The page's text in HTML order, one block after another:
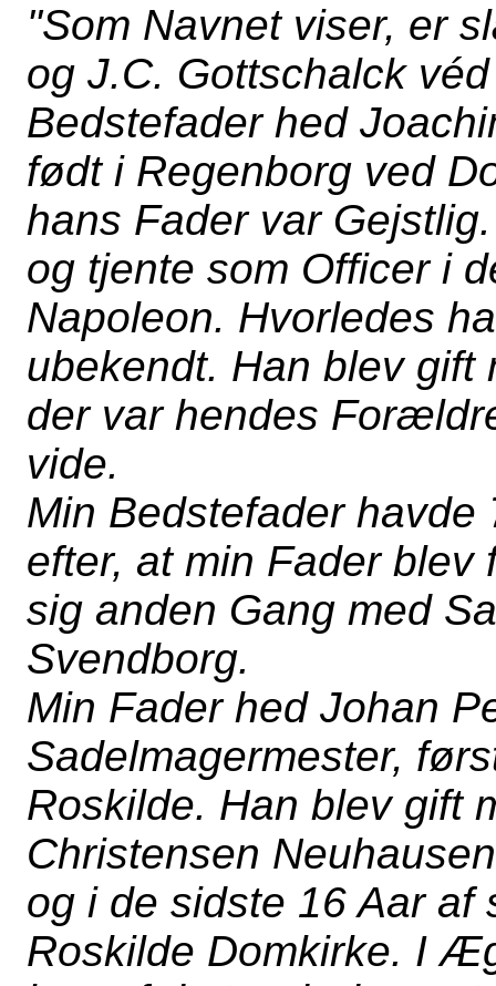
"Som Navnet viser, er
og J.C. Gottschalck
Bedstefader hed
født i Regenborg ved
hans Fader var
og tjente som Officer i
Napoleon. Hvorledes
ubekendt. Han blev gift
der var hendes
vide.
Min Bedstefader
efter, at min Fader blev
sig anden Gang med
Svendborg.
Min Fader hed Johan
Sadelmagermester,
Roskilde. Han blev gift
Christensen
og i de sidste 16 Aar af
Roskilde Domkirke. I